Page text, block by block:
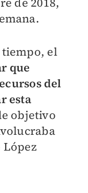
tiempo, el
que
del
esta
objetivo